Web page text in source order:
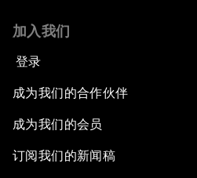
加入我们
登录
成为我们的合作伙伴
成为我们的会员
订阅我们的新闻稿